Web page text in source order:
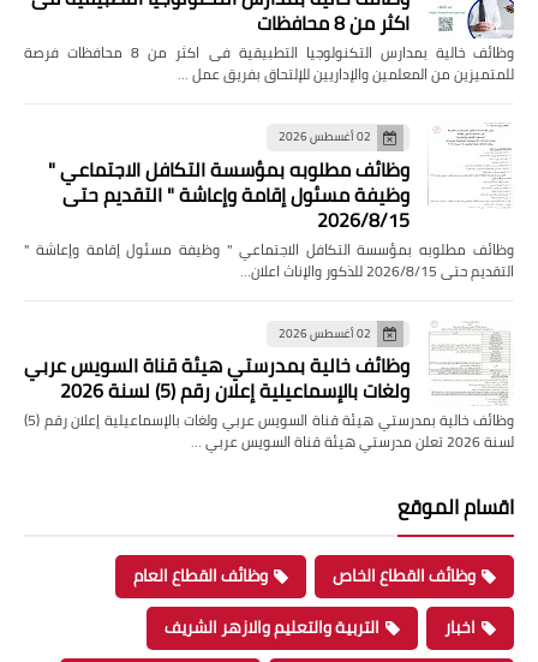
اكثر من 8 محافظات
وظائف خالية بمدارس التكنولوجيا التطبيقية فى اكثر من 8 محافظات فرصة
للمتميزين من المعلمين والإداريين للإلتحاق بفريق عمل …
02 أغسطس 2026
وظائف مطلوبه بمؤسسة التكافل الاجتماعي "
وظيفة مسئول إقامة وإعاشة " التقديم حتى
2026/8/15
وظائف مطلوبه بمؤسسة التكافل الاجتماعي " وظيفة مسئول إقامة وإعاشة "
التقديم حتى 2026/8/15 للذكور والإناث اعلان…
02 أغسطس 2026
وظائف خالية بمدرستي هيئة قناة السويس عربي
ولغات بالإسماعيلية إعلان رقم (5) لسنة 2026
وظائف خالية بمدرستي هيئة قناة السويس عربي ولغات بالإسماعيلية إعلان رقم (5)
لسنة 2026 تعلن مدرستي هيئة قناة السويس عربي …
اقسام الموقع
وظائف القطاع الخاص
وظائف القطاع العام
اخبار
التربية والتعليم والازهر الشريف